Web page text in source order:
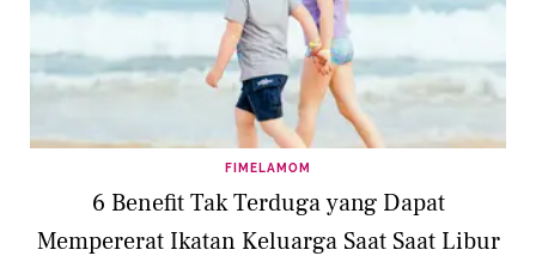
FIMELAMOM
6 Benefit Tak Terduga yang Dapat
Mempererat Ikatan Keluarga Saat Saat Libur